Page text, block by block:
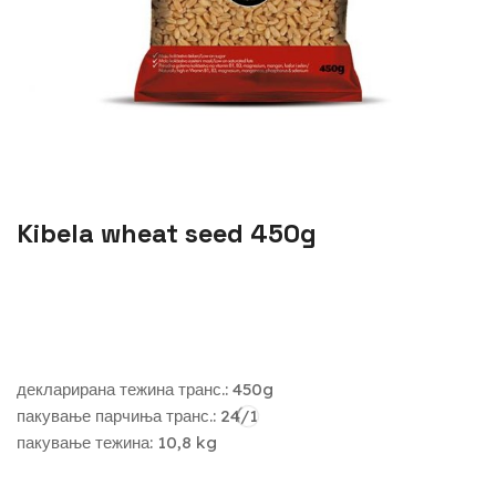
Kibela wheat seed 450g
декларирана тежина транс.: 450g
пакување парчиња транс.: 24/1
пакување тежина: 10,8 kg